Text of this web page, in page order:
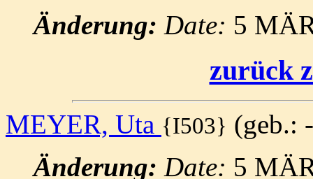
Änderung: Date: 5
zurück
MEYER, Uta {I503} (geb.:
Änderung: Date: 5